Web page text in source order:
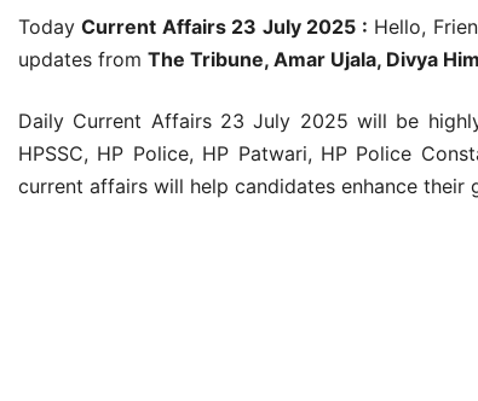
TodayCurrent Affairs 23 July 2025 : Hello,
updates from The Tribune, Amar Ujala, Divya
Daily Current Affairs 23 July 2025 will be
HPSSC, HP Police, HP Patwari, HP Police
current affairs will help candidates enhance their